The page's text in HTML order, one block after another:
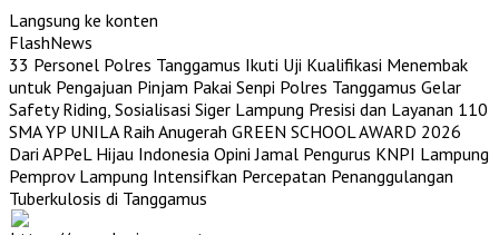
Langsung ke konten
FlashNews
33 Personel Polres Tanggamus Ikuti Uji Kualifikasi Menembak
untuk Pengajuan Pinjam Pakai Senpi Polres Tanggamus Gelar
Safety Riding, Sosialisasi Siger Lampung Presisi dan Layanan 110
SMA YP UNILA Raih Anugerah GREEN SCHOOL AWARD 2026
Dari APPeL Hijau Indonesia Opini Jamal Pengurus KNPI Lampung
Pemprov Lampung Intensifkan Percepatan Penanggulangan
Tuberkulosis di Tanggamus